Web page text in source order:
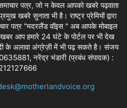
पत्र, जो न केवल आपको खबरे पढ़वाता
खबरे सुनाता भी है। राष्ट्र प्रेमियों द्वारा
पत्र "मदरलैंड वॉइस " अब आपके मोबाइल
आप हमारे 24 घंटे के पोर्टल पर भी देख
के अलावा अंग्रेज़ी में भी पढ़ सकते है। संजय
नरेंद्र भंडारी (प्रबंध संपादक) :